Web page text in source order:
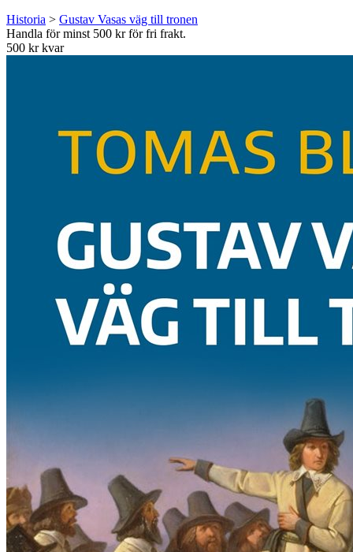
Historia > Gustav Vasas väg till tronen
Handla för minst 500 kr för fri frakt.
500 kr kvar